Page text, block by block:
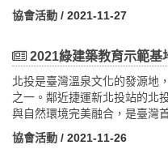
建築設計，激發鼓勵綠建築創
設計建築師及起造人，內政部
部修正發布之「優良綠建築作
名，計有43件作品參選，經評
選出優良綠建築作品12件。
及起造人之榮譽感，爰規劃擴
獎典禮，規劃結合「第50屆建
協會活動 / 2021-11-27
2021綠建築教育示範基地參訪活動-台北市
北投是臺灣溫泉文化的發源地
之一。鄰近捷運新北投站的北
與自然環境完美融合，是臺灣
最美的景色。曾獲得臺灣建築
站 Flavorwire.com 評選為「全
協會活動 / 2021-11-26